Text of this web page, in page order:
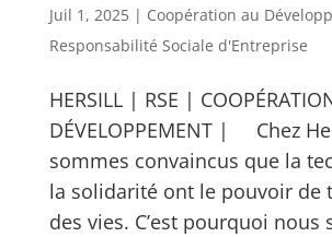
Juil 1, 2025| Coopération au
Responsabilité Sociale d'Entreprise
HERSILL | RSE |
DÉVELOPPEMENT | Chez
sommes convaincus que la
la solidarité ont le pouvoir de
des vies. C’est pourquoi nous